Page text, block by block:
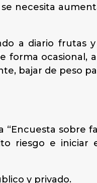
necesita
a diario frutas y
forma ocasional,
bajar de peso
“Encuesta sobre
riesgo e iniciar
y privado.